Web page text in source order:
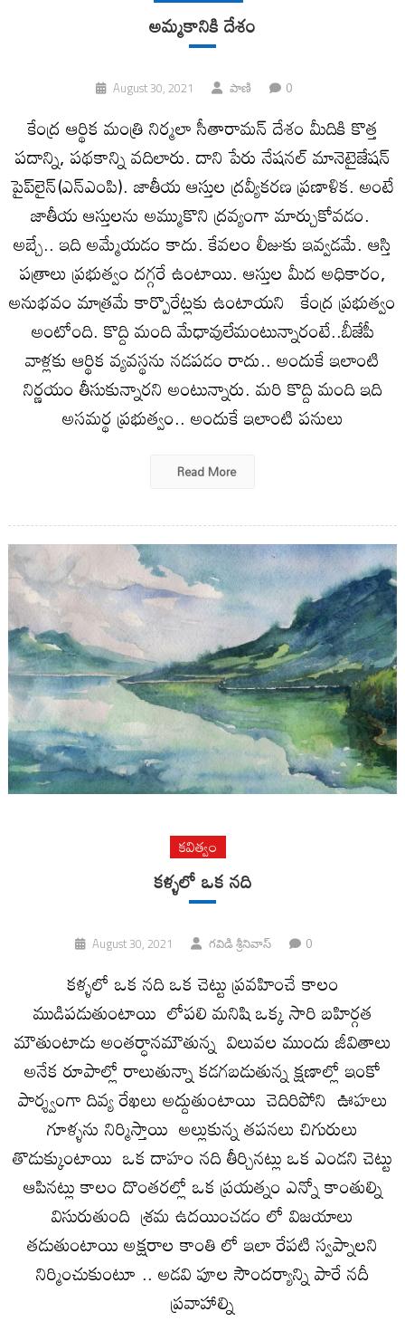
అమ్మకానికి దేశం
August 30, 2021 పాణి 0
కేంద్ర ఆర్థిక మంత్రి నిర్మలా సీతారామన్‌ దేశం మీదికి కొత్త
పదాన్ని, పథకాన్ని వదిలారు. దాని పేరు నేషనల్‌ మానెటైజేషన్‌
పైప్‌లైన్‌(ఎన్‌ఎంపి). జాతీయ ఆస్తుల ద్రవ్యీకరణ ప్రణాళిక. అంటే
జాతీయ ఆస్తులను అమ్ముకొని ద్రవ్యంగా మార్చుకోవడం.
అబ్చే.. ఇది అమ్మేయడం కాదు. కేవలం లీజుకు ఇవ్వడమే. ఆస్తి
పత్రాలు ప్రభుత్వం దగ్గరే ఉంటాయి. ఆస్తుల మీద అధికారం,
అనుభవం మాత్రమే కార్పొరేట్లకు ఉంటాయని కేంద్ర ప్రభుత్వం
అంటోంది. కొద్ది మంది మేధావులేమంటున్నారంటే..బీజేపీ
వాళ్లకు ఆర్థిక వ్యవస్థను నడపడం రాదు.. అందుకే ఇలాంటి
నిర్ణయం తీసుకున్నారని అంటున్నారు. మరి కొద్ది మంది ఇది
అసమర్థ ప్రభుత్వం.. అందుకే ఇలాంటి పనులు
Read More
కవిత్వం
కళ్ళలో ఒక నది
August 30, 2021 గవిడి శ్రీనివాస్ 0
కళ్ళలో ఒక నది ఒక చెట్టు ప్రవహించే కాలం
ముడిపడుతుంటాయి లోపలి మనిషి ఒక్క సారి బహిర్గత
మౌతుంటాడు అంతర్ధానమౌతున్న విలువల ముందు జీవితాలు
అనేక రూపాల్లో రాలుతున్నా కడగబడుతున్న క్షణాల్లో ఇంకో
పార్శ్వంగా దివ్య రేఖలు అద్దుతుంటాయి చెదిరిపోని ఊహలు
గూళ్ళను నిర్మిస్తాయి అల్లుకున్న తపనలు చిగురులు
తొడుక్కుంటాయి ఒక దాహం నది తీర్చినట్లు ఒక ఎండని చెట్టు
ఆపినట్లు కాలం దొంతరల్లో ఒక ప్రయత్నం ఎన్నో కాంతుల్ని
విసురుతుంది శ్రమ ఉదయించడం లో విజయాలు
తడుతుంటాయి అక్షరాల కాంతి లో ఇలా రేపటి స్వప్నాలని
నిర్మించుకుంటూ .. అడవి పూల సౌందర్యాన్ని పారే నదీ
ప్రవాహాల్ని